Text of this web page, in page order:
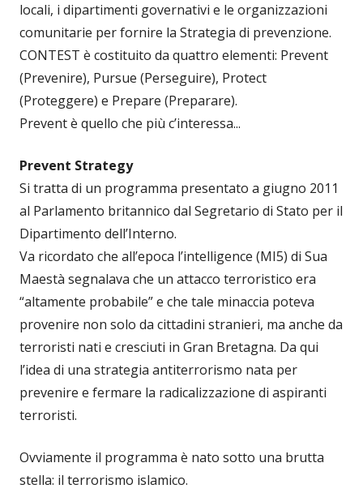
locali, i dipartimenti governativi e le organizzazioni
comunitarie per fornire la Strategia di prevenzione.
CONTEST è costituito da quattro elementi: Prevent
(Prevenire), Pursue (Perseguire), Protect
(Proteggere) e Prepare (Preparare).
Prevent è quello che più c’interessa...
Prevent Strategy
Si tratta di un programma presentato a giugno 2011
al Parlamento britannico dal Segretario di Stato per il
Dipartimento dell’Interno.
Va ricordato che all’epoca l’intelligence (MI5) di Sua
Maestà segnalava che un attacco terroristico era
“altamente probabile” e che tale minaccia poteva
provenire non solo da cittadini stranieri, ma anche da
terroristi nati e cresciuti in Gran Bretagna. Da qui
l’idea di una strategia antiterrorismo nata per
prevenire e fermare la radicalizzazione di aspiranti
terroristi.
Ovviamente il programma è nato sotto una brutta
stella: il terrorismo islamico.